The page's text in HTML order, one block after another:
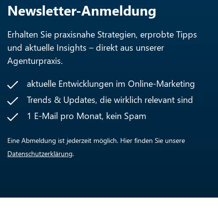
Newsletter-Anmeldung
Erhalten Sie praxisnahe Strategien, erprobte Tipps
und aktuelle Insights – direkt aus unserer
Agenturpraxis.
aktuelle Entwicklungen im Online-Marketing
Trends & Updates, die wirklich relevant sind
1 E-Mail pro Monat, kein Spam
Eine Abmeldung ist jederzeit möglich. Hier finden Sie unsere
Datenschutzerklärung.